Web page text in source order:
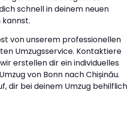
schnell in deinem neuen
kannst.
von unserem professionellen
Umzugsservice. Kontaktiere
erstellen dir ein individuelles
von Bonn nach Chișinău.
dir bei deinem Umzug behilflich